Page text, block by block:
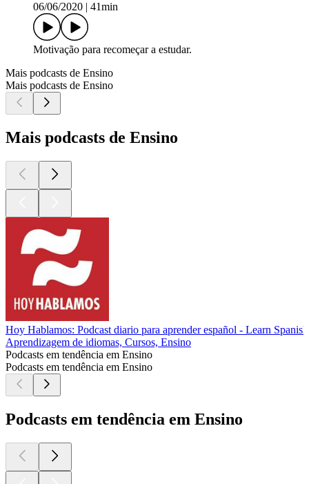
06/06/2020
41min
Motivação para recomeçar a estudar.
Mais podcasts de Ensino
Mais podcasts de Ensino
Mais podcasts de Ensino
Hoy Hablamos: Podcast diario para aprender español - Learn
Aprendizagem de idiomas, Cursos, Ensino
Podcasts em tendência em Ensino
Podcasts em tendência em Ensino
Podcasts em tendência em Ensino